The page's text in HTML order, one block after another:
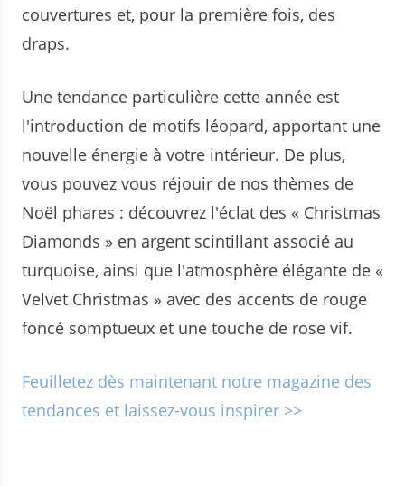
couvertures et, pour la première fois, des
draps.
Une tendance particulière cette année est
l'introduction de motifs léopard, apportant une
nouvelle énergie à votre intérieur. De plus,
vous pouvez vous réjouir de nos thèmes de
Noël phares : découvrez l'éclat des « Christmas
Diamonds » en argent scintillant associé au
turquoise, ainsi que l'atmosphère élégante de «
Velvet Christmas » avec des accents de rouge
foncé somptueux et une touche de rose vif.
Feuilletez dès maintenant notre magazine des
tendances et laissez-vous inspirer >>